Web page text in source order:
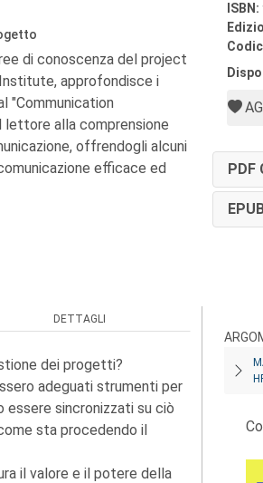
di conoscenza del project
approfondisce i
"Communication
lettore alla comprensione
offrendogli alcuni
efficace ed
ISBN:
PDF
DETTAGLI
dei progetti?
adeguati strumenti per
sincronizzati su ciò
sta procedendo il
il valore e il potere della